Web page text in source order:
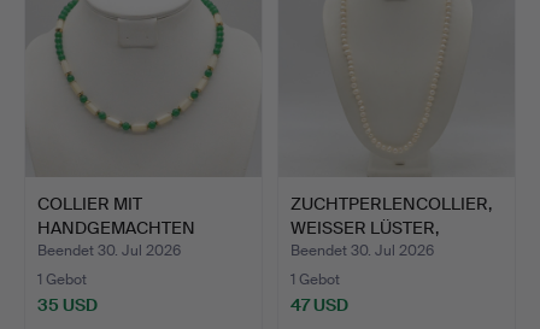
COLLIER MIT
HANDGEMACHTEN
PERLEN, RUND UND…
Beendet 30. Jul 2026
1 Gebot
35 USD
ZUCHTPERLENCOLLIER,
WEISSER LÜSTER,
ENTRUN…
Beendet 30. Jul 2026
1 Gebot
47 USD